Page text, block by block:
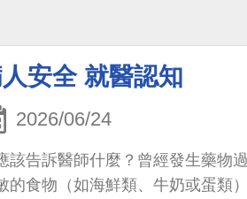
安全 就醫認知
2026/06/24
該告訴醫師什麼？曾經發生藥物
的食物（如海鮮類、牛奶或蛋類